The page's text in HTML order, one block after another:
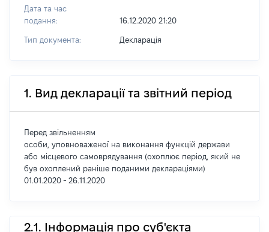
Дата та час
подання:
16.12.2020 21:20
Тип документа: Декларація
1. Вид декларації та звітний період
Перед звільненням
особи, уповноваженої на виконання функцій держави
або місцевого самоврядування (охоплює період, який не
був охоплений раніше поданими деклараціями)
01.01.2020 - 26.11.2020
2.1. Інформація про суб'єкта